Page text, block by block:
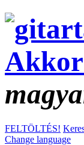
FELTÖLTÉS!
Change language